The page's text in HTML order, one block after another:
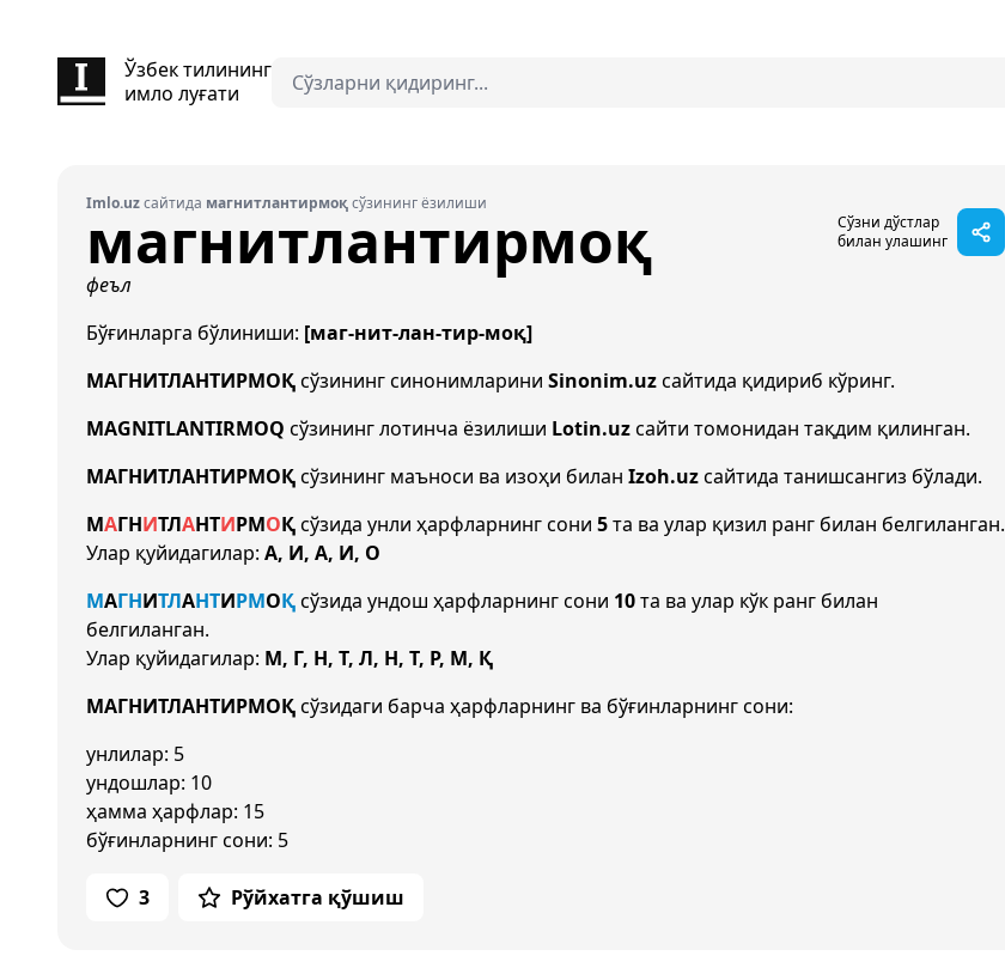
Ўзбек тилининг
имло луғати
Imlo.uzсайтида магнитлантирмоқсўзининг ёзилиши
магнитлантирмоқ
Сўзни дўстлар
билан улашинг
феъл
Бўғинларга бўлиниши: [маг-нит-лан-тир-моқ]
МАГНИТЛАНТИРМОҚсўзининг синонимларини Sinonim.uzсайтида қидириб кўринг.
MAGNITLANTIRMOQ сўзининг лотинча ёзилиши Lotin.uzсайти томонидан тақдим қилинган.
МАГНИТЛАНТИРМОҚсўзининг маъноси ва изоҳи билан Izoh.uzсайтида танишсангиз бўлади.
МАГНИТЛАНТИРМОҚсўзида унли ҳарфларнинг сони 5та ва улар қизил ранг билан белгиланган.
Улар қуйидагилар: А, И, А, И, О
МАГНИТЛАНТИРМОҚсўзида ундош ҳарфларнинг сони 10та ва улар кўк ранг билан
белгиланган.
Улар қуйидагилар: М, Г, Н, Т, Л, Н, Т, Р, М, Қ
МАГНИТЛАНТИРМОҚсўзидаги барча ҳарфларнинг ва бўғинларнинг сони:
унлилар: 5
ундошлар: 10
ҳамма ҳарфлар: 15
бўғинларнинг сони: 5
3 Рўйхатга қўшиш